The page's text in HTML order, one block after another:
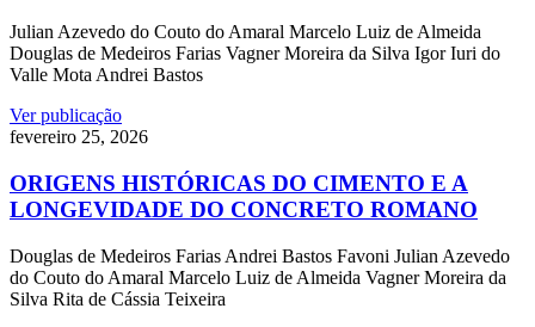
Julian Azevedo do Couto do Amaral Marcelo Luiz de Almeida
Douglas de Medeiros Farias Vagner Moreira da Silva Igor Iuri do
Valle Mota Andrei Bastos
Ver publicação
fevereiro 25, 2026
ORIGENS HISTÓRICAS DO CIMENTO E A
LONGEVIDADE DO CONCRETO ROMANO
Douglas de Medeiros Farias Andrei Bastos Favoni Julian Azevedo
do Couto do Amaral Marcelo Luiz de Almeida Vagner Moreira da
Silva Rita de Cássia Teixeira